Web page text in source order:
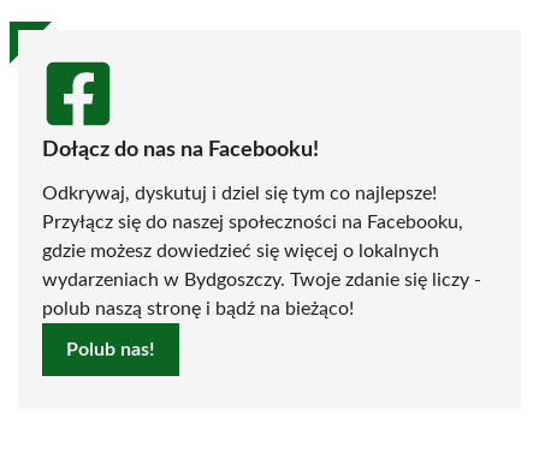
Dołącz do nas na Facebooku!
Odkrywaj, dyskutuj i dziel się tym co najlepsze!
Przyłącz się do naszej społeczności na Facebooku,
gdzie możesz dowiedzieć się więcej o lokalnych
wydarzeniach w Bydgoszczy. Twoje zdanie się liczy -
polub naszą stronę i bądź na bieżąco!
Polub nas!